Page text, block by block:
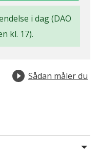
i dag (DAO
kl. 17).
Sådan måler du